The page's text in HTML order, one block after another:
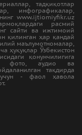
тадқиқотлар
инфографикалар,
www.ijtiomiyfikr.uz
расмий
сайти ва ижтимоий
қилинган ҳар қандай
маълумотномалар,
ҳуқуқлар Ўзбекистон
қонунчилигига
фото, аудио ва
тақдирда
- фаол ҳавола